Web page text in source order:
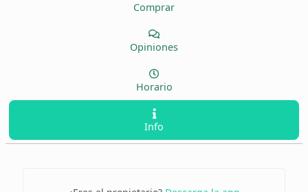
Comprar
Opiniones
Horario
Info